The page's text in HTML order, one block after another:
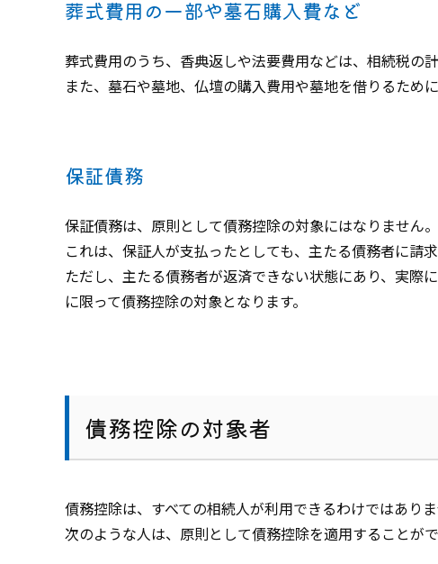
葬式費用の一部や墓石購入費など
葬式費用のうち、香典返しや法要費用などは、相続税の
また、墓石や墓地、仏壇の購入費用や墓地を借りるため
保証債務
保証債務は、原則として債務控除の対象にはなりません。
これは、保証人が支払ったとしても、主たる債務者に請
ただし、主たる債務者が返済できない状態にあり、実際
に限って債務控除の対象となります。
債務控除の対象者
債務控除は、すべての相続人が利用できるわけではありま
次のような人は、原則として債務控除を適用することがで